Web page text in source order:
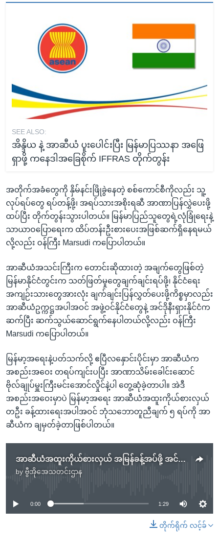
SEE ALSO:
အိန္ဒိယ နဲ့ အာဆီယံ ပူးပေါင်းပြီး မြန်မာပြဿနာ အဖြေ
ရှာဖို့ ကနေဒါအခြေစိုက် IFFRAS တိုက်တွန်း
အတိုက်အခံတွေကို နှိမ်နင်းဖြိုခွဲနေတဲ့ စစ်ကောင်စီကိုလည်း သူ့
လုပ်ရပ်တွေ ရပ်တန့်ဖို့၊ အရပ်သားအစိုးရဆီ အာဏာပြန်လွှဲပေးဖို့
ထပ်ပြီး တိုက်တွန်းသွားပါတယ်။ မြန်မာပြည်သူတွေရဲ့လုံခြုံရေးနဲ့
သာယာဝပြောရေးက ထိပ်တန်းဦးစားပေးအဖြစ်ဆက်ရှိနေရမယ်
လို့လည်း ဝန်ကြီး Marsudi ကပြောပါတယ်။
အာဆီယံအသင်းကြီးက တောင်းဆိုထားတဲ့ အချက်တွေဖြစ်တဲ့
မြန်မာနိုင်ငံတွင်းက သတ်ဖြတ်မှုတွေချက်ချင်းရပ်ဖို့၊ နိုင်ငံရေး
အကျဉ်းသားတွေအားလုံး ချက်ချင်းပြန်လွှတ်ပေးဖို့ကိစ္စမှာလည်း
အာဆီယံဥက္ကဋ္ဌအပါအဝင် အဖွဲ့ဝင်နိုင်ငံတွေနဲ့ အင်ဒိုနီးရှားနိုင်ငံက
ဆက်ပြီး ဆက်သွယ်ဆောင်ရွက်နေပါတယ်လို့လည်း ဝန်ကြီး
Marsudi ကပြောပါတယ်။
မြန်မာ့အရေးနဲ့ပတ်သက်လို့ ဧပြီလနှောင်းပိုင်းမှာ အာဆီယံက
အစည်းအဝေး တရပ်ကျင်းပပြီး အာဏာသိမ်းခေါင်းဆောင်
ဗိုလ်ချုပ်မှူးကြီးမင်းအောင်လှိုင်နဲ့ပါ တွေ့ဆုံခဲ့တာပါ။ အဲဒီ
အစည်းအဝေးမှာပဲ မြန်မာ့အရေး အာဆီယံအထူးကိုယ်စားလှယ်
တဦး ခန့်ထားရေးအပါအဝင် ဘုံသဘောတူညီချက် ၅ ရပ်ကို အာ
ဆီယံက ချမှတ်ခဲ့တာဖြစ်ပါတယ်။
အာဆီယံအထူးကိုယ်စားလှယ် အမြန်ခန့်အပ်ဖို့ အင်ဒိုတိုက်တွန်း
by ဗွီအိုအေသတင်းဌာန
No media source currently available
0:00 1:29
တိုက်ရိုက် လင့်ခ်